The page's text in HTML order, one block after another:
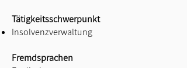
Tätigkeitsschwerpunkt
Insolvenzverwaltung
Fremdsprachen